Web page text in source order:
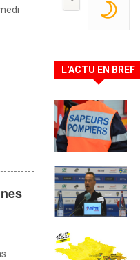
L'ACTU EN BREF